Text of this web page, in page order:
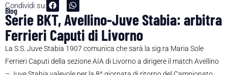
Condividi su:
Blog
Serie BKT, Avellino-Juve Stabia: arbitra
Ferrieri Caputi di Livorno
La S.S. Juve Stabia 1907 comunica che sarà la sig.ra Maria Sole
Ferrieri Caputi della sezione AIA di Livorno a dirigere il match Avellino